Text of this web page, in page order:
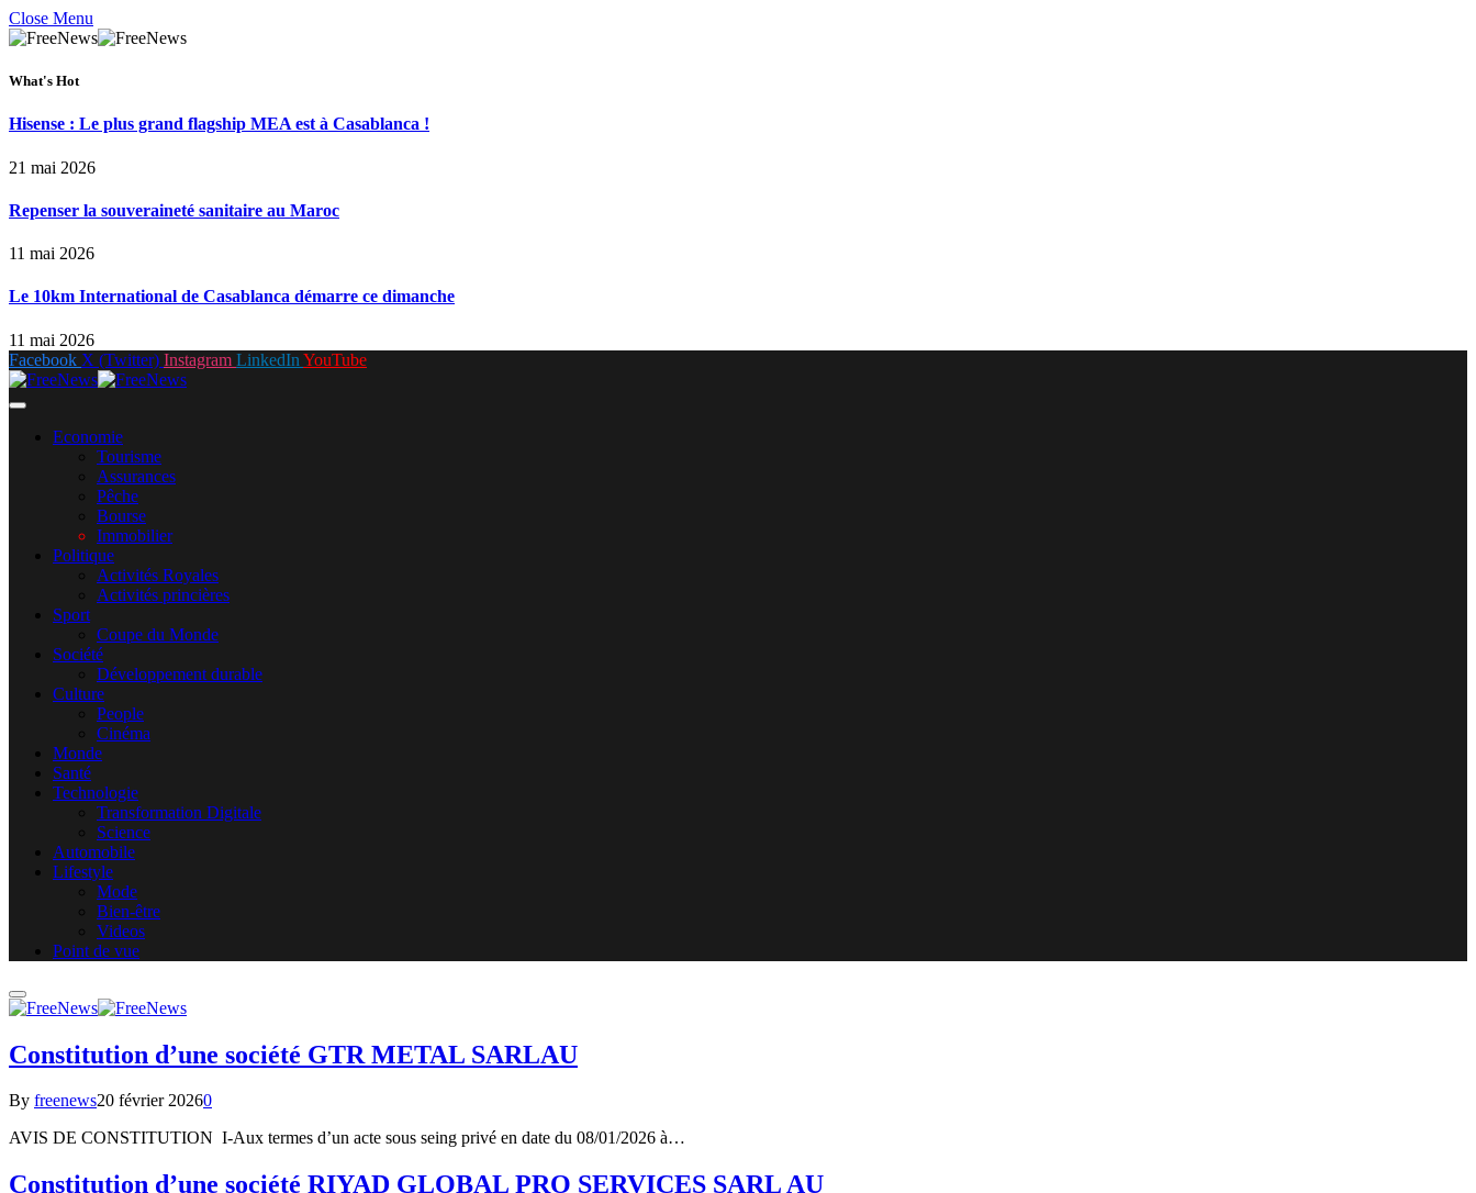
Close Menu
What's Hot
Hisense : Le plus grand flagship MEA est à Casablanca !
21 mai 2026
Repenser la souveraineté sanitaire au Maroc
11 mai 2026
Le 10km International de Casablanca démarre ce dimanche
11 mai 2026
Facebook X (Twitter) Instagram LinkedIn YouTube
Economie
Tourisme
Assurances
Pêche
Bourse
Immobilier
Politique
Activités Royales
Activités princières
Sport
Coupe du Monde
Société
Développement durable
Culture
People
Cinéma
Monde
Santé
Technologie
Transformation Digitale
Science
Automobile
Lifestyle
Mode
Bien-être
Videos
Point de vue
Constitution d’une société GTR METAL SARLAU
By freenews20 février 20260
AVIS DE CONSTITUTION I-Aux termes d’un acte sous seing privé en date du 08/01/2026 à…
Constitution d’une société RIYAD GLOBAL PRO SERVICES SARL AU